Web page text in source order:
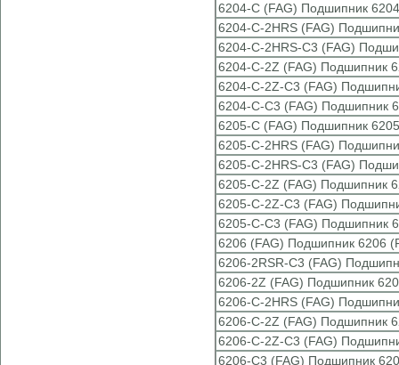
6204-C (FAG) Подшипник
6204-C-2HRS (FAG)
6204-C-2HRS-C3 (FAG)
6204-C-2Z (FAG) Подшипник
6204-C-2Z-C3 (FAG)
6204-C-C3 (FAG) Подшипник
6205-C (FAG) Подшипник
6205-C-2HRS (FAG)
6205-C-2HRS-C3 (FAG)
6205-C-2Z (FAG) Подшипник
6205-C-2Z-C3 (FAG)
6205-C-C3 (FAG) Подшипник
6206 (FAG) Подшипник 6206
6206-2RSR-C3 (FAG)
6206-2Z (FAG) Подшипник
6206-C-2HRS (FAG)
6206-C-2Z (FAG) Подшипник
6206-C-2Z-C3 (FAG)
6206-C3 (FAG) Подшипник